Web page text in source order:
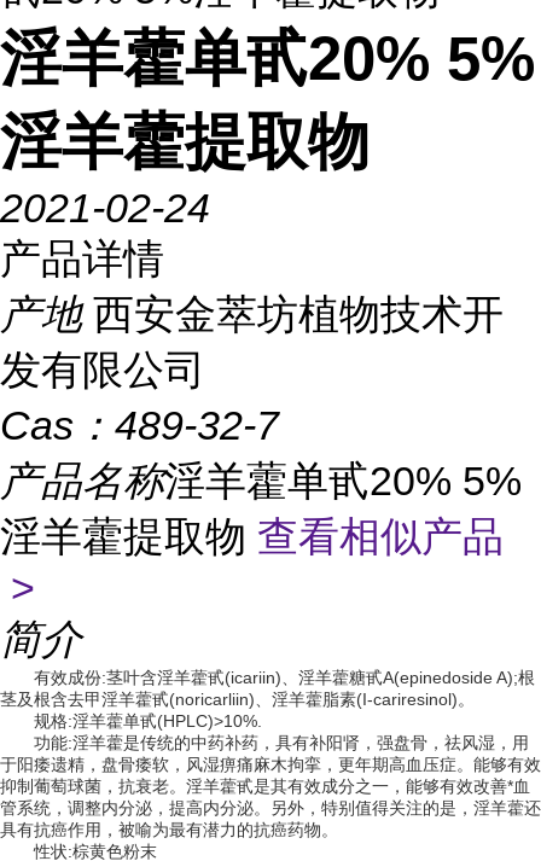
淫羊藿单甙20% 5%
淫羊藿提取物
2021-02-24
产品详情
产地 西安金萃坊植物技术开
发有限公司
Cas： 489-32-7
产品名称淫羊藿单甙20% 5%
淫羊藿提取物 查看相似产品
>
简介
有效成份:茎叶含淫羊藿甙(icariin)、淫羊藿糖甙A(epinedoside A);根
茎及根含去甲淫羊藿甙(noricarliin)、淫羊藿脂素(I-cariresinol)。
规格:淫羊藿单甙(HPLC)>10%.
功能:淫羊藿是传统的中药补药，具有补阳肾，强盘骨，祛风湿，用
于阳痿遗精，盘骨痿软，风湿痹痛麻木拘挛，更年期高血压症。能够有效
抑制葡萄球菌，抗衰老。淫羊藿甙是其有效成分之一，能够有效改善*血
管系统，调整内分泌，提高内分泌。另外，特别值得关注的是，淫羊藿还
具有抗癌作用，被喻为最有潜力的抗癌药物。
性状:棕黄色粉末